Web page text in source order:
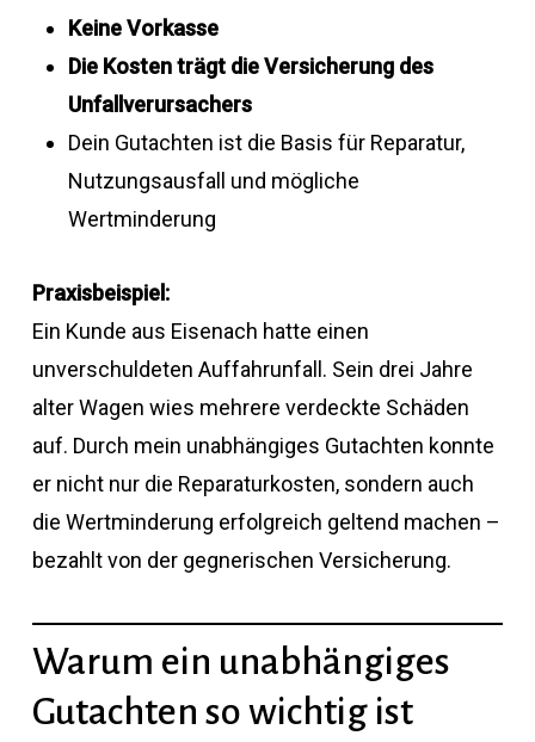
Keine Vorkasse
Die Kosten trägt die Versicherung des
Unfallverursachers
Dein Gutachten ist die Basis für Reparatur,
Nutzungsausfall und mögliche
Wertminderung
Praxisbeispiel:
Ein Kunde aus Eisenach hatte einen
unverschuldeten Auffahrunfall. Sein drei Jahre
alter Wagen wies mehrere verdeckte Schäden
auf. Durch mein unabhängiges Gutachten konnte
er nicht nur die Reparaturkosten, sondern auch
die Wertminderung erfolgreich geltend machen –
bezahlt von der gegnerischen Versicherung.
Warum ein unabhängiges
Gutachten so wichtig ist